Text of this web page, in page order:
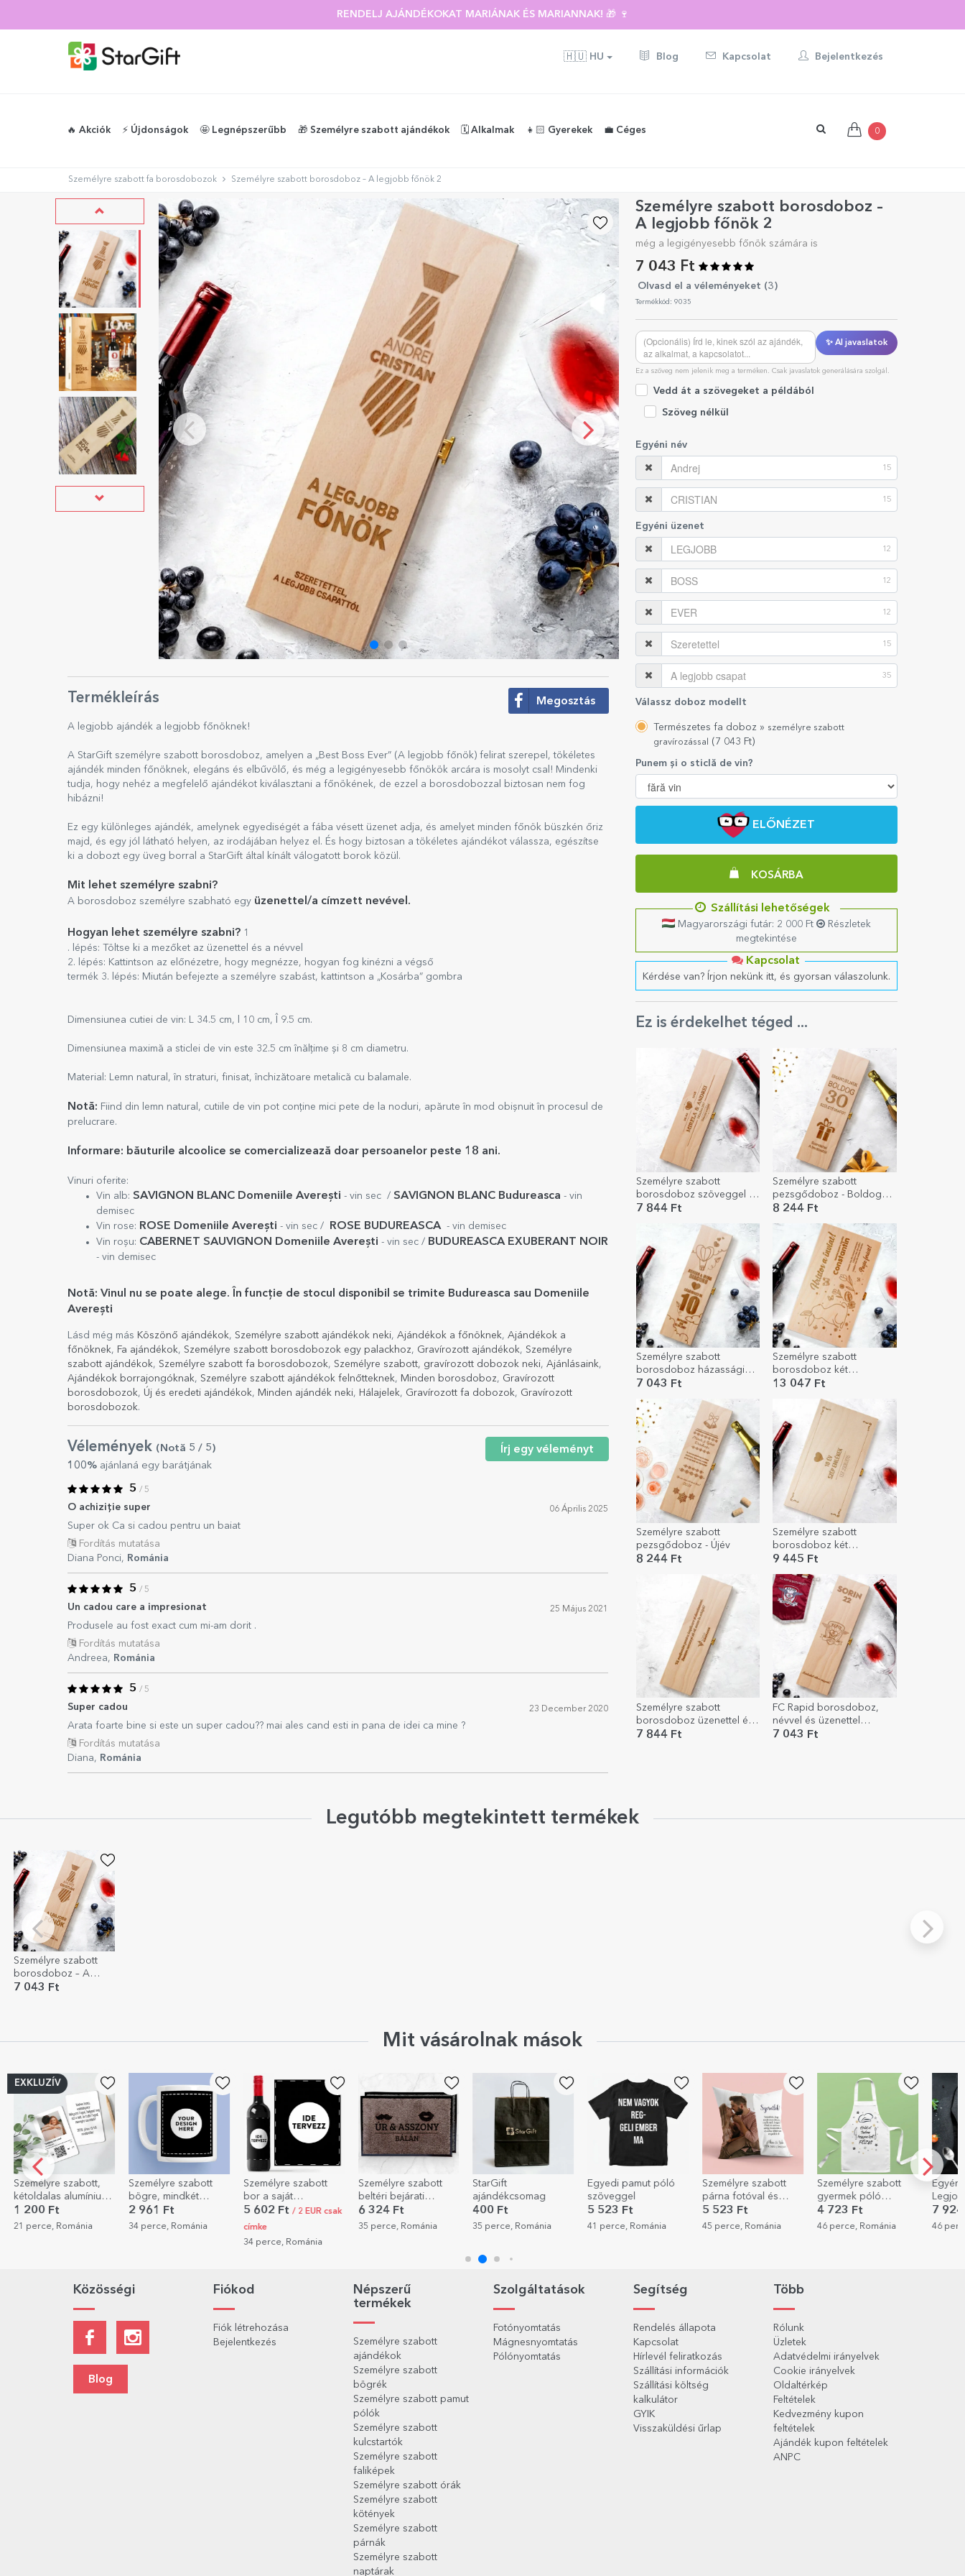
RENDELJ AJÁNDÉKOKAT MARIÁNAK ÉS MARIANNAK! 🎁 🍷
🇭🇺 HU Blog Kapcsolat Bejelentkezés
🔥 Akciók ⚡️ Újdonságok 🤩 Legnépszerűbb 🎁 Személyre szabott ajándékok 🗓️ Alkalmak 👧🏻 Gyerekek 💼 Céges 0
Személyre szabott fa borosdobozok Személyre szabott borosdoboz – A legjobb főnök 2
Személyre szabott borosdoboz –
A legjobb főnök 2
még a legigényesebb főnök számára is
7 043 Ft
Olvasd el a véleményeket (3 )
Termékkód: 9035
✨ AI javaslatok
Ez a szöveg nem jelenik meg a terméken. Csak javaslatok generálására szolgál.
Vedd át a szövegeket a példából
Szöveg nélkül
Egyéni név
15
15
Egyéni üzenet
12
12
12
15
35
Válassz doboz modellt
Természetes fa doboz » személyre szabott
gravírozással
(7 043 Ft)
Punem și o sticlă de vin?
ELŐNÉZET
KOSÁRBA
Szállítási lehetőségek
Magyarországi futár: 2 000 Ft
Részletek
megtekintése
Kapcsolat
Kérdése van? Írjon nekünk itt, és gyorsan válaszolunk.
Ez is érdekelhet téged ...
Személyre szabott
borosdoboz szöveggel és
üzenettel - Szerelem
7 844 Ft
Személyre szabott
pezsgődoboz - Boldog
születésnapot ajándék
8 244 Ft
Személyre szabott
borosdoboz házassági
évfordulóra
7 043 Ft
Személyre szabott
borosdoboz két
palackhoz, felirattal:
13 047 Ft
Személyre szabott
pezsgődoboz - Újév
8 244 Ft
Személyre szabott
borosdoboz két
palackhoz - Years Of
9 445 Ft
Személyre szabott
borosdoboz üzenettel és
logóval
7 844 Ft
FC Rapid borosdoboz,
névvel és üzenettel
személyre szabva
7 043 Ft
Termékleírás Megosztás
A legjobb ajándék a legjobb főnöknek!
A StarGift személyre szabott borosdoboz, amelyen a „Best Boss Ever” (A legjobb főnök) felirat szerepel, tökéletes
ajándék minden főnöknek, elegáns és elbűvölő, és még a legigényesebb főnökök arcára is mosolyt csal! Mindenki
tudja, hogy nehéz a megfelelő ajándékot kiválasztani a főnökének, de ezzel a borosdobozzal biztosan nem fog
hibázni!
Ez egy különleges ajándék, amelynek egyediségét a fába vésett üzenet adja, és amelyet minden főnök büszkén őriz
majd, és egy jól látható helyen, az irodájában helyez el. És hogy biztosan a tökéletes ajándékot válassza, egészítse
ki a dobozt egy üveg borral a StarGift által kínált válogatott borok közül.
Mit lehet személyre szabni?
A borosdoboz személyre szabható egy üzenettel/a címzett nevével.
Hogyan lehet személyre szabni? 1
. lépés: Töltse ki a mezőket az üzenettel és a névvel
2. lépés: Kattintson az előnézetre, hogy megnézze, hogyan fog kinézni a végső
termék 3. lépés: Miután befejezte a személyre szabást, kattintson a „Kosárba” gombra
Dimensiunea cutiei de vin: L 34.5 cm, l 10 cm, Î 9.5 cm.
Dimensiunea maximă a sticlei de vin este 32.5 cm înălțime și 8 cm diametru.
Material: Lemn natural, în straturi, finisat, închizătoare metalică cu balamale.
Notă: Fiind din lemn natural, cutiile de vin pot conține mici pete de la noduri, apărute în mod obișnuit în procesul de
prelucrare.
Informare: băuturile alcoolice se comercializează doar persoanelor peste 18 ani.
Vinuri oferite:
Vin alb: SAVIGNON BLANC Domeniile Averești - vin sec / SAVIGNON BLANC Budureasca - vin
demisec
Vin rose: ROSE Domeniile Averești - vin sec / ROSE BUDUREASCA - vin demisec
Vin roșu: CABERNET SAUVIGNON Domeniile Averești - vin sec / BUDUREASCA EXUBERANT NOIR
- vin demisec
Notă: Vinul nu se poate alege. În funcție de stocul disponibil se trimite Budureasca sau Domeniile
Averești
Lásd még más Köszönő ajándékok, Személyre szabott ajándékok neki, Ajándékok a főnöknek, Ajándékok a
főnöknek, Fa ajándékok, Személyre szabott borosdobozok egy palackhoz, Gravírozott ajándékok, Személyre
szabott ajándékok, Személyre szabott fa borosdobozok, Személyre szabott, gravírozott dobozok neki, Ajánlásaink,
Ajándékok borrajongóknak, Személyre szabott ajándékok felnőtteknek, Minden borosdoboz, Gravírozott
borosdobozok, Új és eredeti ajándékok, Minden ajándék neki, Hálajelek, Gravírozott fa dobozok, Gravírozott
borosdobozok.
Vélemények (Notă 5 / 5)
100% ajánlaná egy barátjának
Írj egy véleményt
5 / 5
O achiziție super 06 Április 2025
Super ok Ca si cadou pentru un baiat
Fordítás mutatása
Diana Ponci, Románia
5 / 5
Un cadou care a impresionat 25 Május 2021
Produsele au fost exact cum mi-am dorit .
Fordítás mutatása
Andreea, Románia
5 / 5
Super cadou 23 December 2020
Arata foarte bine si este un super cadou?? mai ales cand esti in pana de idei ca mine ?
Fordítás mutatása
Diana, Románia
Legutóbb megtekintett termékek
Személyre szabott
borosdoboz – A
legjobb főnök 2
7 043 Ft
Mit vásárolnak mások
Személyre szabott
bögre, mindkét
oldalán a saját
grafikáddal
2 961 Ft
34 perce, Románia
Személyre szabott
bor a saját
grafikájával
5 602 Ft
címke
Személyre szabott
beltéri bejárati
szőnyeg - Mr & Mrs
6 324 Ft
35 perce, Románia
StarGift
ajándékcsomag
400 Ft
35 perce, Románia
Egyedi pamut póló
szöveggel
5 523 Ft
41 perce, Románia
Személyre szabott
párna fotóval és
üzenettel, nagy
méretben
5 523 Ft
45 perce, Románia
Személyre szabott
gyermek póló
szöveggel - Bízz
bennem, tudok főzni
4 723 Ft
46 perce, Románia
Egyéni rendezés -
Legjobb séf
7 924 Ft
46 perce, Románia
2
46
Közösségi
Blog
Fiókod
Fiók létrehozása
Bejelentkezés
Népszerű
termékek
Személyre szabott
ajándékok
Személyre szabott
bögrék
Személyre szabott pamut
pólók
Személyre szabott
kulcstartók
Személyre szabott
faliképek
Személyre szabott órák
Személyre szabott
kötények
Személyre szabott
párnák
Személyre szabott
naptárak
Szolgáltatások
Fotónyomtatás
Mágnesnyomtatás
Pólónyomtatás
Segítség
Rendelés állapota
Kapcsolat
Hírlevél feliratkozás
Szállítási információk
Szállítási költség
kalkulátor
GYIK
Visszaküldési űrlap
Több
Rólunk
Üzletek
Adatvédelmi irányelvek
Cookie irányelvek
Oldaltérkép
Feltételek
Kedvezmény kupon
feltételek
Ajándék kupon feltételek
ANPC